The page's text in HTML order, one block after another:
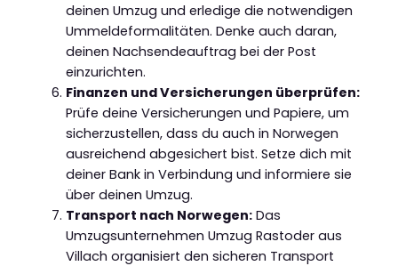
deinen Umzug und erledige die notwendigen
Ummeldeformalitäten. Denke auch daran,
deinen Nachsendeauftrag bei der Post
einzurichten.
Finanzen und Versicherungen überprüfen:
Prüfe deine Versicherungen und Papiere, um
sicherzustellen, dass du auch in Norwegen
ausreichend abgesichert bist. Setze dich mit
deiner Bank in Verbindung und informiere sie
über deinen Umzug.
Transport nach Norwegen:Das
Umzugsunternehmen Umzug Rastoder aus
Villach organisiert den sicheren Transport